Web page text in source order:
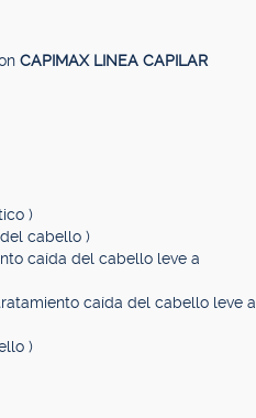
CAPIMAX LINEA CAPILAR
)
cabello )
caída del cabello leve a
caída del cabello leve a
)